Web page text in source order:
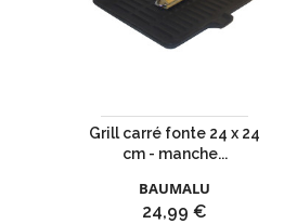
Grill carré fonte 24 x 24
cm - manche...
BAUMALU
Prix
24,99 €